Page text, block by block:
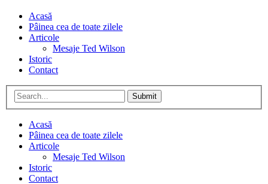
Acasă
Pâinea cea de toate zilele
Articole
Mesaje Ted Wilson
Istoric
Contact
Submit
Acasă
Pâinea cea de toate zilele
Articole
Mesaje Ted Wilson
Istoric
Contact